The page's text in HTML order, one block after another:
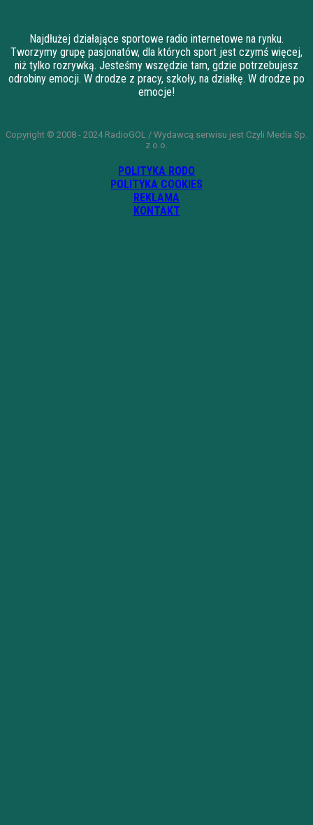
Najdłużej działające sportowe radio internetowe na rynku.
Tworzymy grupę pasjonatów, dla których sport jest czymś więcej,
niż tylko rozrywką. Jesteśmy wszędzie tam, gdzie potrzebujesz
odrobiny emocji. W drodze z pracy, szkoły, na działkę. W drodze po
emocje!
Copyright © 2008 - 2024 RadioGOL / Wydawcą serwisu jest Czyli Media Sp.
z o.o.
POLITYKA RODO
POLITYKA COOKIES
REKLAMA
KONTAKT